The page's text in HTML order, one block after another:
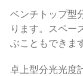
ベンチトップ型
ります。スペー
ぶこともできます
卓上型分光光度